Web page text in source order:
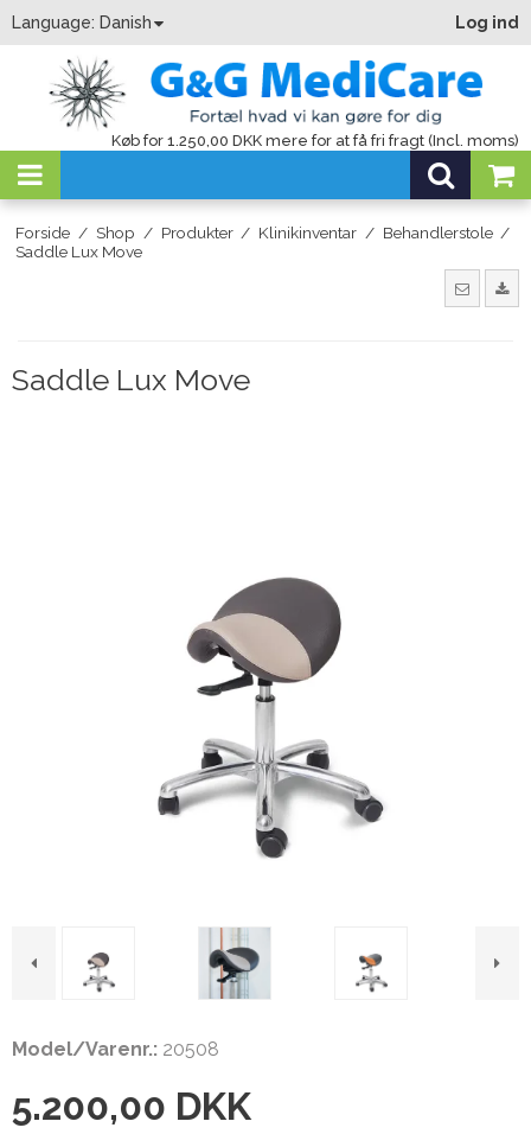
Language: Danish Log ind
Køb for 1.250,00 DKK mere for at få fri fragt (Incl. moms)
Forside / Shop / Produkter / Klinikinventar / Behandlerstole /
Saddle Lux Move
Saddle Lux Move
Model/Varenr.: 20508
5.200,00 DKK